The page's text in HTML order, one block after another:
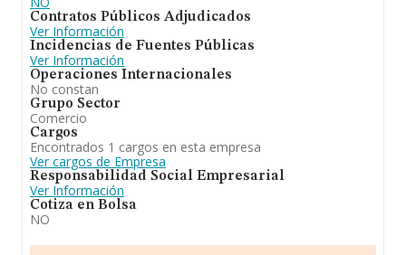
Contratos Públicos Adjudicados
Ver Información
Incidencias de Fuentes Públicas
Ver Información
Operaciones Internacionales
No constan
Grupo Sector
Comercio
Cargos
Encontrados 1 cargos en esta empresa
Ver cargos de Empresa
Responsabilidad Social Empresarial
Ver Información
Cotiza en Bolsa
NO